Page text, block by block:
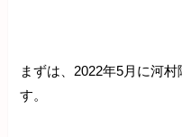
まずは、2022年5月に河
す。